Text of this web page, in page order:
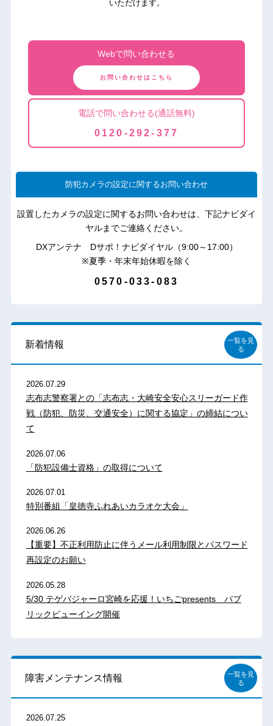
いただけます。
Webで問い合わせる
お問い合わせはこちら
電話で問い合わせる(通話無料)
0120-292-377
防犯カメラの設定に関するお問い合わせ
設置したカメラの設定に関するお問い合わせは、下記ナビダイ
ヤルまでご連絡ください。
DXアンテナ Dサポ！ナビダイヤル（9:00～17:00）
※夏季・年末年始休暇を除く
0570-033-083
新着情報
一覧を見
る
2026.07.29
志布志警察署との「志布志・大崎安全安心スリーガード作
戦（防犯、防災、交通安全）に関する協定」の締結につい
て
2026.07.06
「防犯設備士資格」の取得について
2026.07.01
特別番組「皇徳寺ふれあいカラオケ大会」
2026.06.26
【重要】不正利用防止に伴うメール利用制限とパスワード
再設定のお願い
2026.05.28
5/30 テゲバジャーロ宮崎を応援！いちごpresents パブ
リックビューイング開催
障害メンテナンス情報
一覧を見
る
2026.07.25